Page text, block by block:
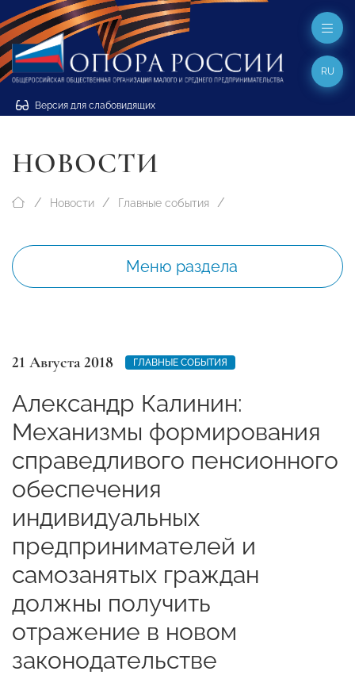
Версия для слабовидящих
RU
НОВОСТИ
Новости Главные события
Меню раздела
21 Августа 2018 ГЛАВНЫЕ СОБЫТИЯ
Александр Калинин:
Механизмы формирования
справедливого пенсионного
обеспечения
индивидуальных
предпринимателей и
самозанятых граждан
должны получить
отражение в новом
законодательстве